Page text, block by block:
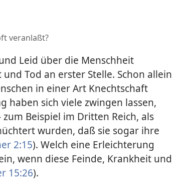
veranlaßt?
Leid über die Menschheit
Tod an erster Stelle. Schon allein
in einer Art Knechtschaft
haben sich viele zwingen lassen,
Beispiel im Dritten Reich, als
wurden, daß sie sogar ihre
2:15). Welch eine Erleichterung
wenn diese Feinde, Krankheit und
15:26).